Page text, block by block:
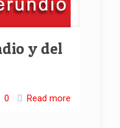
y del
0 Read more